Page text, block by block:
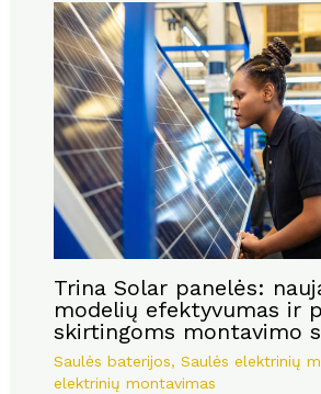
Trina Solar panelės:
modelių efektyvumas ir
skirtingoms montavimo
Saulės baterijos, Saulės elektrinių
elektrinių montavimas